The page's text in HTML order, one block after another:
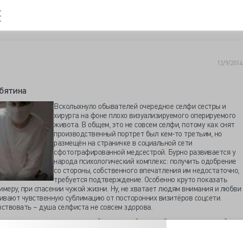
12/9/2014
Всколыхнуло обывателей очередное селфи сестры и
хирурга на фоне плохо визуализируемого оперируемого
живота. В общем, это не совсем селфи, потому как снят
производственный портрет был кем-то третьим, но
размещён на страничке в социальной сети
сфотографированной медсестрой. Бурно развивается у
народа психологический комплекс: получить одобрение
со стороны, собственного впечатления им недостаточно,
требуется подтверждение. Особенно круто показать
при спасении чужой жизни. Ну, не хватает людям внимания и любви
чувственную сублимацию от посторонних визитёров соцсети.
– душа селфиста не совсем здорова.
при родных детях матерящийся-курящий-пьющий и очень терпимый к